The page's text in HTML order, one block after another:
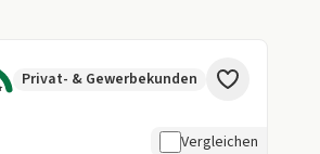
Privat- & Gewerbekunden
Vergleichen